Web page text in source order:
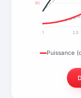
90
1 2,5
Puissance